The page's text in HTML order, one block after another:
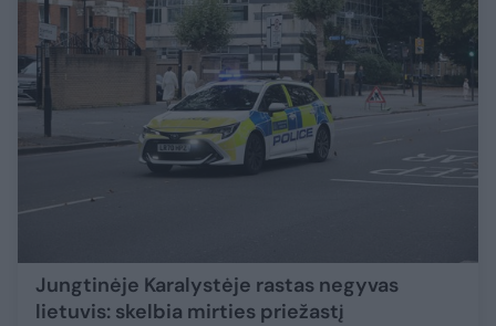
Jungtinėje Karalystėje rastas negyvas
lietuvis: skelbia mirties priežastį